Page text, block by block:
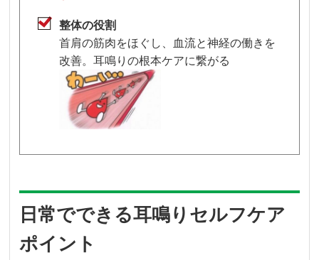
整体の役割
首肩の筋肉をほぐし、血流と神経の働きを
改善。耳鳴りの根本ケアに繋がる
日常でできる耳鳴りセルフケア
ポイント